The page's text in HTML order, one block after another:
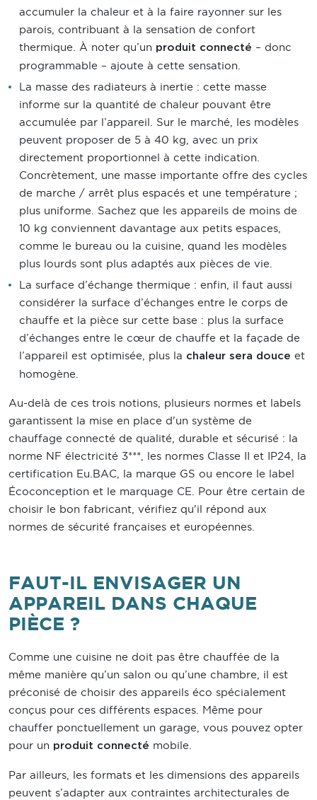
accumuler la chaleur et à la faire rayonner sur les
parois, contribuant à la sensation de confort
thermique. À noter qu’un produit connecté – donc
programmable – ajoute à cette sensation.
La masse des radiateurs à inertie : cette masse
informe sur la quantité de chaleur pouvant être
accumulée par l’appareil. Sur le marché, les modèles
peuvent proposer de 5 à 40 kg, avec un prix
directement proportionnel à cette indication.
Concrètement, une masse importante offre des cycles
de marche / arrêt plus espacés et une température ;
plus uniforme. Sachez que les appareils de moins de
10 kg conviennent davantage aux petits espaces,
comme le bureau ou la cuisine, quand les modèles
plus lourds sont plus adaptés aux pièces de vie.
La surface d’échange thermique : enfin, il faut aussi
considérer la surface d’échanges entre le corps de
chauffe et la pièce sur cette base : plus la surface
d’échanges entre le cœur de chauffe et la façade de
l’appareil est optimisée, plus la chaleur sera douce et
homogène.
Au-delà de ces trois notions, plusieurs normes et labels
garantissent la mise en place d'un système de
chauffage connecté de qualité, durable et sécurisé : la
norme NF électricité 3***, les normes Classe II et IP24, la
certification Eu.BAC, la marque GS ou encore le label
Écoconception et le marquage CE. Pour être certain de
choisir le bon fabricant, vérifiez qu'il répond aux
normes de sécurité françaises et européennes.
FAUT-IL ENVISAGER UN
APPAREIL DANS CHAQUE
PIÈCE ?
Comme une cuisine ne doit pas être chauffée de la
même manière qu’un salon ou qu’une chambre, il est
préconisé de choisir des appareils éco spécialement
conçus pour ces différents espaces. Même pour
chauffer ponctuellement un garage, vous pouvez opter
pour un produit connecté mobile.
Par ailleurs, les formats et les dimensions des appareils
peuvent s’adapter aux contraintes architecturales de